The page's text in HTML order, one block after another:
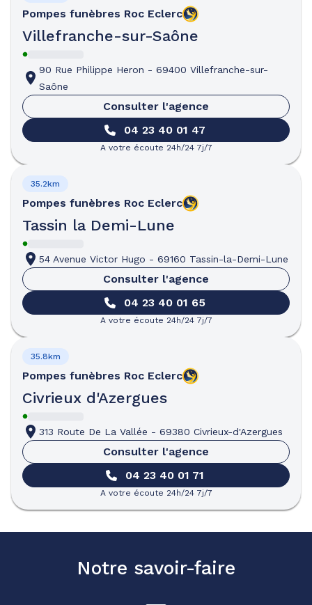
Pompes funèbres Roc Eclerc
Villefranche-sur-Saône
90 Rue Philippe Heron - 69400 Villefranche-sur-
Saône
Consulter l'agence
04 23 40 01 47
A votre écoute 24h/24 7j/7
Pompes funèbres Roc Eclerc
Tassin la Demi-Lune
35.2km
54 Avenue Victor Hugo - 69160 Tassin-la-Demi-Lune
Consulter l'agence
04 23 40 01 65
A votre écoute 24h/24 7j/7
Pompes funèbres Roc Eclerc
Civrieux d'Azergues
35.8km
313 Route De La Vallée - 69380 Civrieux-d'Azergues
Consulter l'agence
04 23 40 01 71
A votre écoute 24h/24 7j/7
Notre savoir-faire